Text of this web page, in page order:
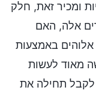
ומכיר זאת, חלק
אלה, האם
אלוהים באמצעות
מאוד לעשות
לקבל תחילה את